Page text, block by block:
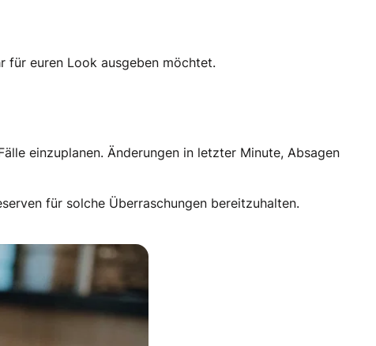
für euren Look ausgeben möchtet.
einzuplanen. Änderungen in letzter Minute, Absagen
für solche Überraschungen bereitzuhalten.